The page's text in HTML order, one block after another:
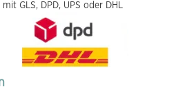
GLS, DPD, UPS oder DHL